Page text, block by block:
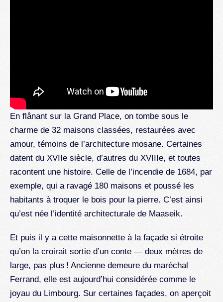
En flânant sur la Grand Place, on tombe sous le
charme de 32 maisons classées, restaurées avec
amour, témoins de l’architecture mosane. Certaines
datent du XVIIe siècle, d’autres du XVIIIe, et toutes
racontent une histoire. Celle de l’incendie de 1684, par
exemple, qui a ravagé 180 maisons et poussé les
habitants à troquer le bois pour la pierre. C’est ainsi
qu’est née l’identité architecturale de Maaseik.
Et puis il y a cette maisonnette à la façade si étroite
qu’on la croirait sortie d’un conte — deux mètres de
large, pas plus ! Ancienne demeure du maréchal
Ferrand, elle est aujourd’hui considérée comme le
joyau du Limbourg. Sur certaines façades, on aperçoit